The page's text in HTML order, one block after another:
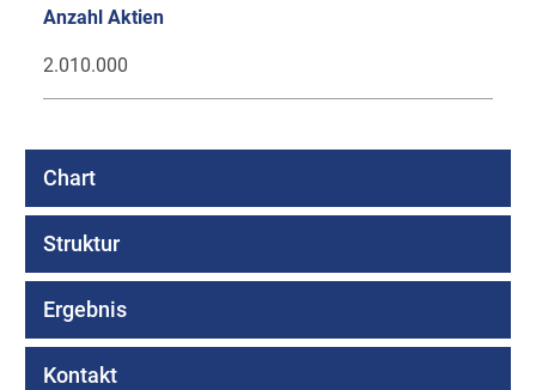
Anzahl Aktien
2.010.000
Chart
Struktur
Ergebnis
Kontakt